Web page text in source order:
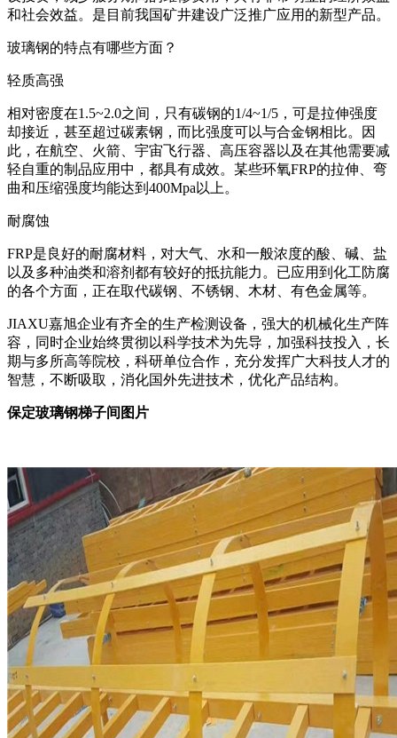
和社会效益。是目前我国矿井建设广泛推广应用的新型产品。
玻璃钢的特点有哪些方面？
轻质高强
相对密度在1.5~2.0之间，只有碳钢的1/4~1/5，可是拉伸强度
却接近，甚至超过碳素钢，而比强度可以与合金钢相比。因
此，在航空、火箭、宇宙飞行器、高压容器以及在其他需要减
轻自重的制品应用中，都具有成效。某些环氧FRP的拉伸、弯
曲和压缩强度均能达到400Mpa以上。
耐腐蚀
FRP是良好的耐腐材料，对大气、水和一般浓度的酸、碱、盐
以及多种油类和溶剂都有较好的抵抗能力。已应用到化工防腐
的各个方面，正在取代碳钢、不锈钢、木材、有色金属等。
JIAXU嘉旭企业有齐全的生产检测设备，强大的机械化生产阵
容，同时企业始终贯彻以科学技术为先导，加强科技投入，长
期与多所高等院校，科研单位合作，充分发挥广大科技人才的
智慧，不断吸取，消化国外先进技术，优化产品结构。
保定玻璃钢梯子间图片